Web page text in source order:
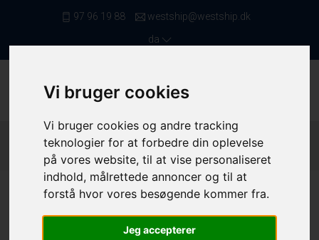
Vi bruger cookies
Vi bruger cookies og andre tracking
teknologier for at forbedre din oplevelse
på vores website, til at vise personaliseret
indhold, målrettede annoncer og til at
forstå hvor vores besøgende kommer fra.
Jeg accepterer
97 96 19 88
westship@westship.dk
da
Forside / Fiskefartøjer / MAF Fartøjer Mellem 6 Og 9 Meter
4338